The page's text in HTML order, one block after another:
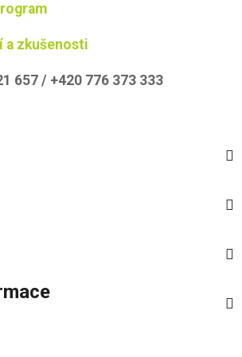
a zkušenosti
657 / +420 776 373 333